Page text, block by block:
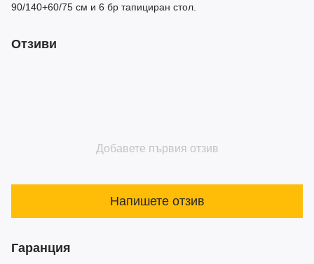
90/140+60/75 см и 6 бр тапициран стол.
Отзиви
Добавете първия отзив
Напишете отзив
Гаранция